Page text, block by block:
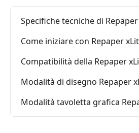
Specifiche tecniche di Repaper
Come iniziare con Repaper
Compatibilità della Repaper
Modalità di disegno Repaper
Modalità tavoletta grafica